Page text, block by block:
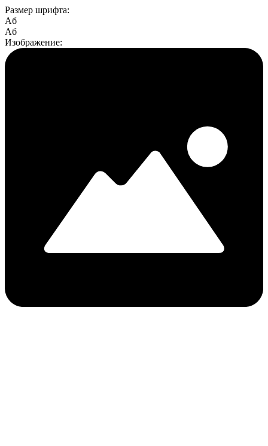
Размер шрифта:
Aб
Aб
Изображение: